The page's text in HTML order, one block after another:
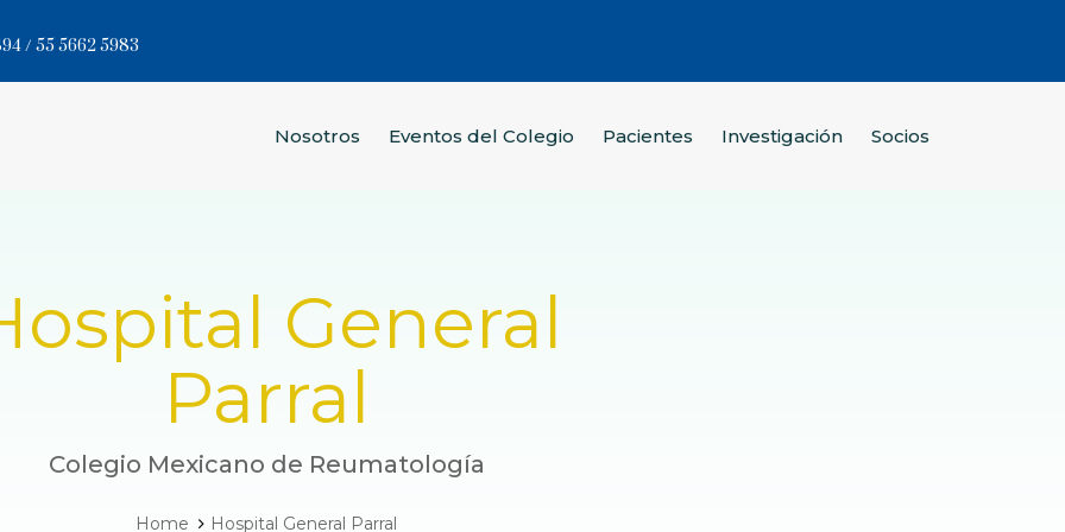
/ 55 5662 5983
Nosotros Eventos del Colegio Pacientes Investigación Socios
General
Parral
Colegio Mexicano de Reumatología
Home Hospital General Parral